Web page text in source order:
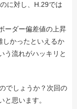
に対し、H.29では
ーダー偏差値の上昇
しかったといえるか
う流れがハッキリと
でしょうか？次回の
思います。